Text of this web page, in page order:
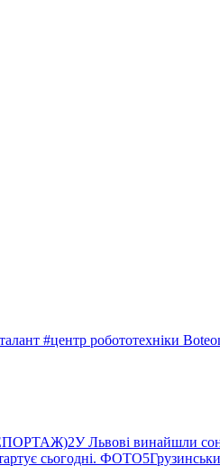
#центр робототехніки
2У Львові винайшли
сьогодні. ФОТО5